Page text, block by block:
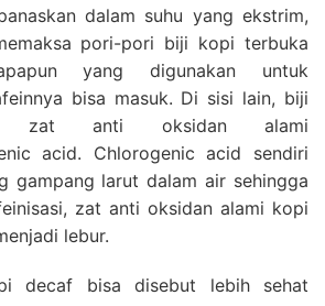
dalam suhu yang ekstrim,
pori-pori biji kopi terbuka
yang digunakan untuk
bisa masuk. Di sisi lain, biji
zat anti oksidan alami
acid. Chlorogenic acid sendiri
gampang larut dalam air sehingga
zat anti oksidan alami kopi
lebur.
decaf bisa disebut lebih sehat